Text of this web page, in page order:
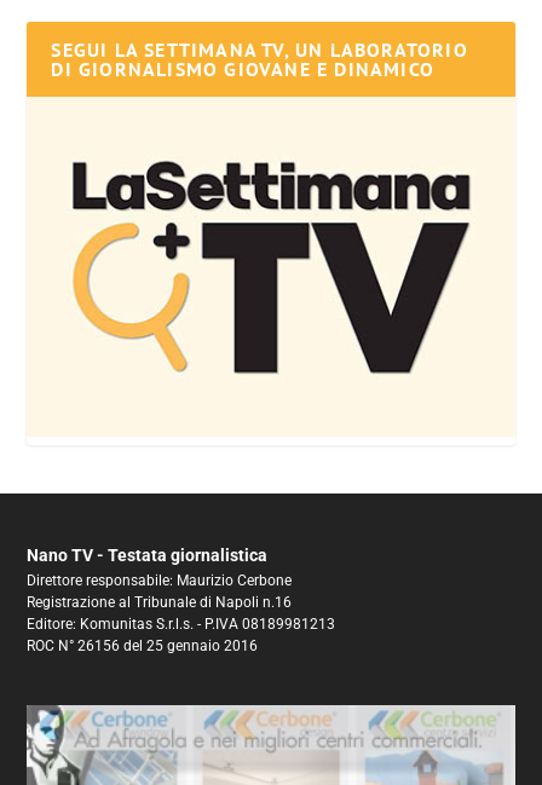
SEGUI LA SETTIMANA TV, UN LABORATORIO
DI GIORNALISMO GIOVANE E DINAMICO
Nano TV - Testata giornalistica
Direttore responsabile: Maurizio Cerbone
Registrazione al Tribunale di Napoli n.16
Editore: Komunitas S.r.l.s. - P.IVA 08189981213
ROC N° 26156 del 25 gennaio 2016